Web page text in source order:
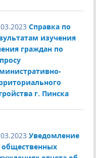
Справка по
изучения
граждан по
г. Пинска
Уведомление
общественных